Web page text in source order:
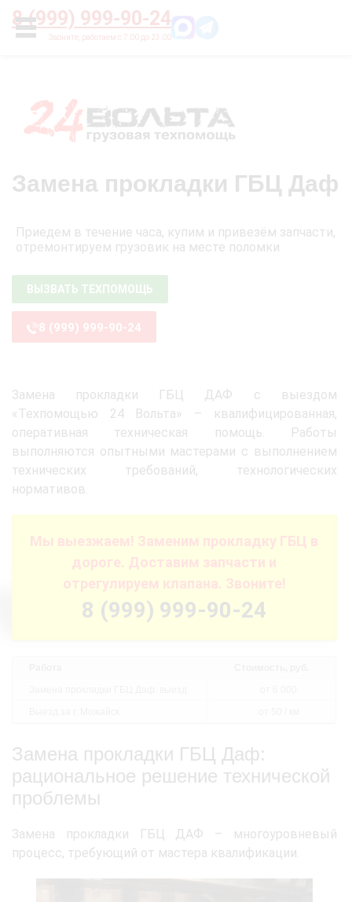
8 (999) 999-90-24
УСЛУГИ
Главная О нас Цены
Замена прокладки ГБЦ Даф
Приедем в течение часа, купим и привезём запчасти,
отремонтируем грузовик на месте поломки
ВЫЗВАТЬ ТЕХПОМОЩЬ
8 (999) 999-90-24
Замена прокладки ГБЦ ДАФ с выездом
«Техпомощью 24 Вольта» – квалифицированная,
оперативная техническая помощь. Работы
выполняются опытными мастерами с выполнением
технических требований, технологических
нормативов.
Мы выезжаем! Заменим прокладку ГБЦ в
дороге. Доставим запчасти и
отрегулируем клапана. Звоните!
8 (999) 999-90-24
Замена прокладки ГБЦ Даф:
рациональное решение технической
проблемы
Замена прокладки ГБЦ ДАФ – многоуровневый
процесс, требующий от мастера квалификации.